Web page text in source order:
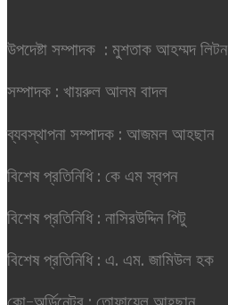
উপদেষ্টা সম্পাদক : মুশতাক আহম্মদ লিটন
সম্পাদক : খায়রুল আলম বাদল
ব্যবস্থাপনা সম্পাদক : আজমল আহছান
বিশেষ প্রতিনিধি : কে এম স্বপন
বিশেষ প্রতিনিধি : নাসিরউদ্দিন পিটু
বিশেষ প্রতিনিধি : এ. এম. জামিউল হক